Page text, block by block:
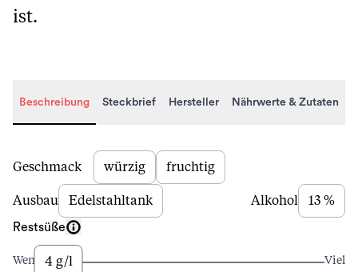
ist.
Beschreibung Steckbrief Hersteller Nährwerte & Zutaten
Beschreibung
Geschmack würzig fruchtig
Ausbau Edelstahltank Alkohol 13 %
Restsüße
Wenig4 g/l Viel